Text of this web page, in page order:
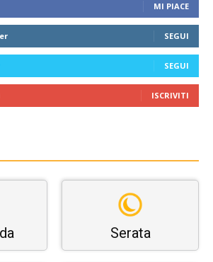
MI PIACE
SEGUI
SEGUI
ISCRIVITI
Serata